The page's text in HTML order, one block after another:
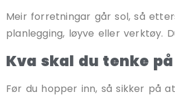
Meir forretningar går sol, så
planlegging, løyve eller verktøy.
Kva skal du tenke
Før du hopper inn, så sikker på